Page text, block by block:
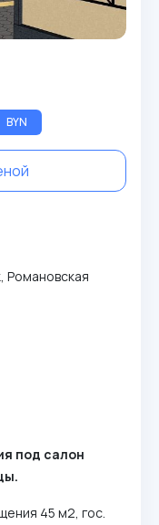
BYN
Романовская
под салон
45 м2, гос.